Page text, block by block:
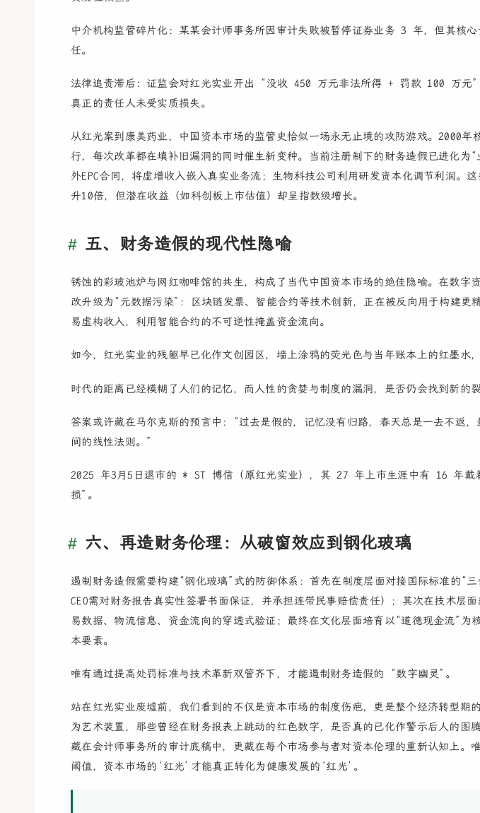
中介机构监管碎片化：某某会计师事务所因审计失败被暂停证券业务 3 年，但其核
任。
法律追责滞后：证监会对红光实业开出 “没收 450 万元非法所得 + 罚款 100 万元”
真正的责任人未受实质损失。
从红光案到康美药业，中国资本市场的监管史恰似一场永无止境的攻防游戏。2000年
行，每次改革都在填补旧漏洞的同时催生新变种。当前注册制下的财务造假已进化为
外EPC合同，将虚增收入嵌入真实业务流；生物科技公司利用研发资本化调节利润。
升10倍，但潜在收益（如科创板上市估值）却呈指数级增长。
五、财务造假的现代性隐喻
锈蚀的彩玻池炉与网红咖啡馆的共生，构成了当代中国资本市场的绝佳隐喻。在数字
改升级为“元数据污染”：区块链发票、智能合约等技术创新，正在被反向用于构建更
易虚构收入，利用智能合约的不可逆性掩盖资金流向。
如今，红光实业的残躯早已化作文创园区，墙上涂鸦的荧光色与当年账本上的红墨水
时代的距离已经模糊了人们的记忆，而人性的贪婪与制度的漏洞，是否仍会找到新的裂
答案或许藏在马尔克斯的预言中：“过去是假的，记忆没有归路，春天总是一去不返
间的线性法则。”
2025 年3月5日退市的 * ST 博信（原红光实业），其 27 年上市生涯中有 16
损”。
六、再造财务伦理：从破窗效应到钢化玻璃
遏制财务造假需要构建“钢化玻璃”式的防御体系：首先在制度层面对接国际标准的“
CEO需对财务报告真实性签署书面保证，并承担连带民事赔偿责任）；其次在技术层
易数据、物流信息、资金流向的穿透式验证；最终在文化层面培育以“道德现金流”为
本要素。
唯有通过提高处罚标准与技术革新双管齐下，才能遏制财务造假的 “数字幽灵”。
站在红光实业废墟前，我们看到的不仅是资本市场的制度伤疤，更是整个经济转型期
为艺术装置，那些曾经在财务报表上跳动的红色数字，是否真的已化作警示后人的图
藏在会计师事务所的审计底稿中，更藏在每个市场参与者对资本伦理的重新认知上。
阈值，资本市场的‘红光’才能真正转化为健康发展的‘红光’。